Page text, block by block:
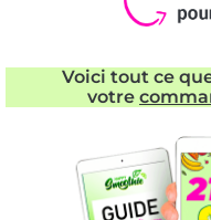
Voici tout ce
votre